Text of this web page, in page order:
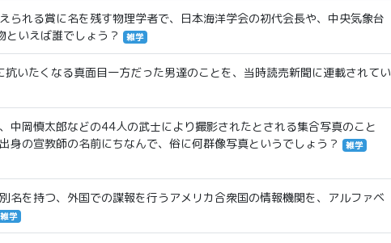
られる賞に名を残す物理学者で、日本海洋学会の初代会長や、中央気象台
いえば誰でしょう？
雑学
いたくなる真面目一方だった男達のことを、当時読売新聞に連載されてい
中岡慎太郎などの44人の武士により撮影されたとされる集合写真のこと
身の宣教師の名前にちなんで、俗に何群像写真というでしょう？
雑学
名を持つ、外国での諜報を行うアメリカ合衆国の情報機関を、アルファベ
雑学